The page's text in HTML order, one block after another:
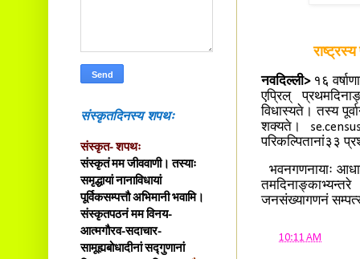
नवदिल्ली> १६
एप्रिल्
विधास्यते। तस्य
शक्यते।
परिकल्पितानां३३
भवनगणनायाः
जनसंख्यागणनं
10:11 AM
संस्कृतदिनस्य शपथः
संस्कृत- शपथः
संस्कृतं मम जीववाणी। तस्याः
समृद्धायां नानाविधायां
पूर्विकसम्पत्तौ अभिमानी भवामि।
संस्कृतपठनं मम विनय-
आत्मगौरव-सदाचार-
सामूह्यबोधादीनां सद्गुणानां